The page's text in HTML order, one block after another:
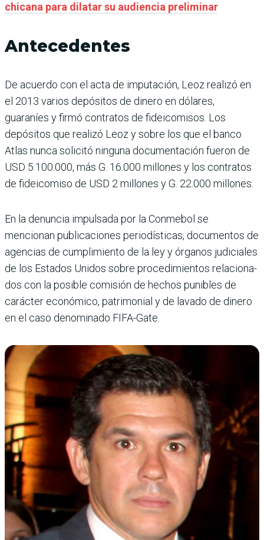
chicana para dilatar su audiencia preliminar
Antecedentes
De acuerdo con el acta de impu­tación, Leoz realizó en
el 2013 varios depósitos de dinero en dóla­res,
guaraníes y firmó contra­tos de fideicomisos. Los
depósi­tos que realizó Leoz y sobre los que el banco
Atlas nunca soli­citó ninguna documentación fueron de
USD 5.100.000, más G. 16.000 millones y los con­tratos
de fideicomiso de USD 2 millones y G. 22.000 millones.
En la denun­cia impulsada por la Conmebol se
mencionan publicacio­nes periodísticas, documentos de
agencias de cumplimiento de la ley y órganos judiciales
de los Estados Unidos sobre procedimientos relaciona­
dos con la posible comisión de hechos punibles de
carácter económico, patrimonial y de lavado de dinero
en el caso denominado FIFA-Gate.